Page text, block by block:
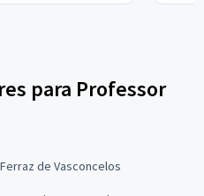
para Professor
de Vasconcelos